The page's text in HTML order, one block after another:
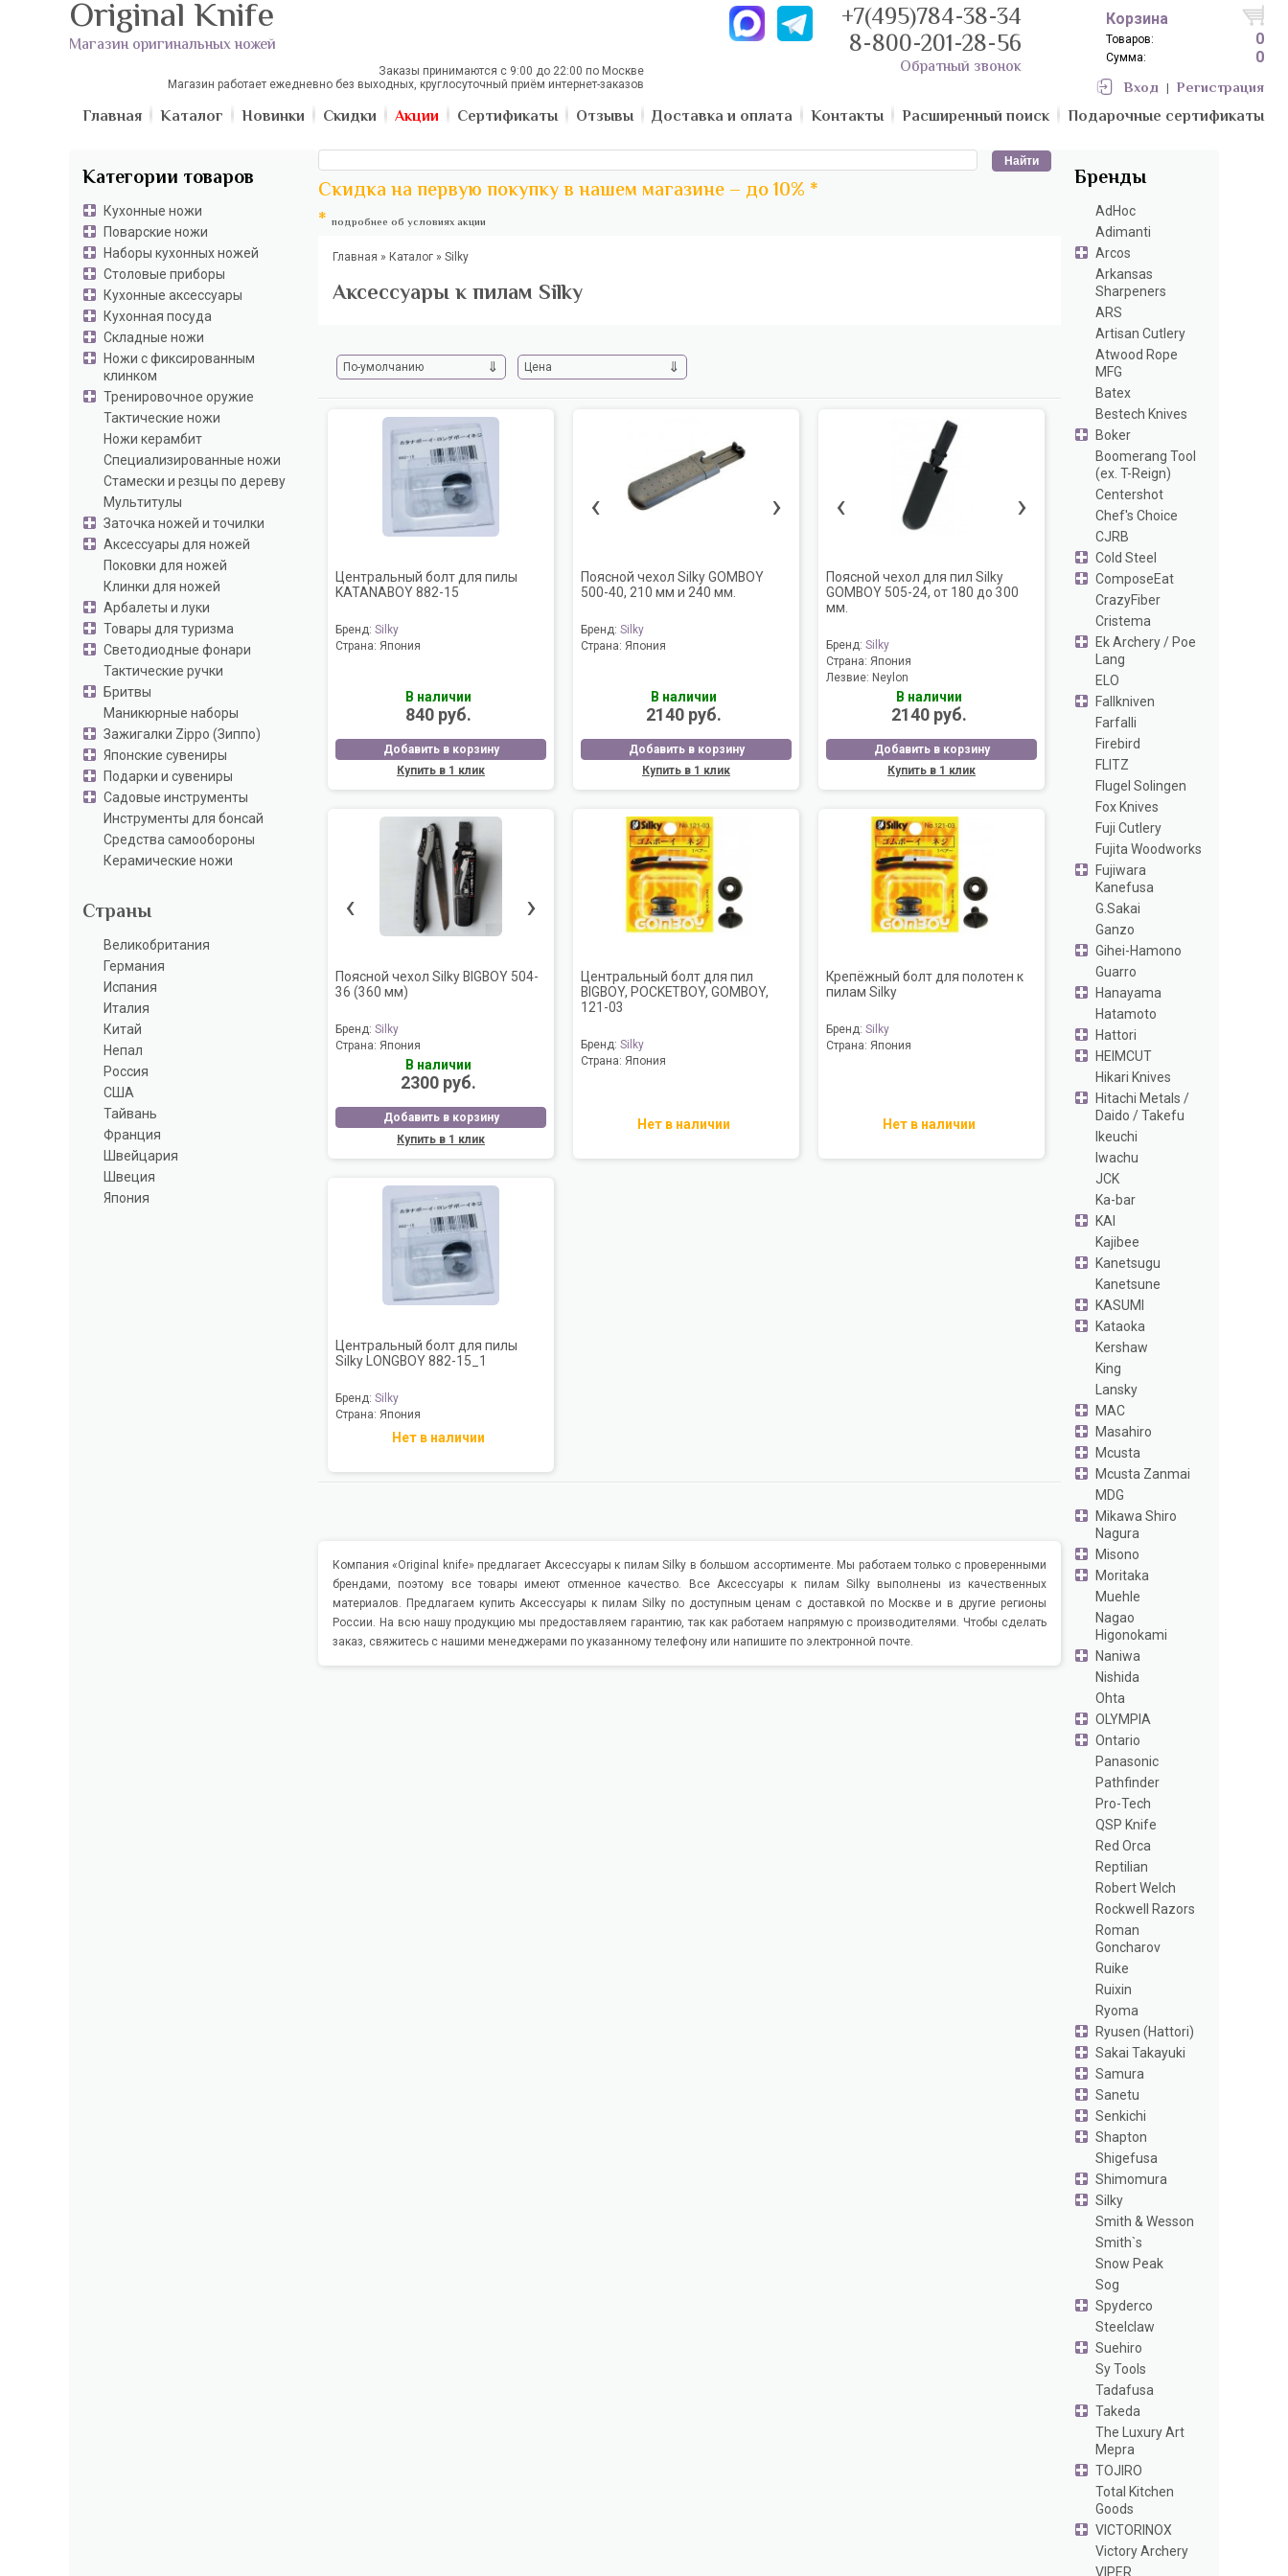
Original Knife
Магазин оригинальных ножей
Заказы принимаются с 9:00 до 22:00 по Москве
Магазин работает ежедневно без выходных, круглосуточный приём интернет-заказов
Корзина
Товаров: 0
Сумма: 0
Вход Регистрация
+7(495)784-38-34
8-800-201-28-56
Обратный звонок
Главная Каталог Новинки Скидки Акции Сертификаты Отзывы Доставка и оплата Контакты Расширенный поиск Подарочные сертификаты
Категории товаров
Кухонные ножи
Поварские ножи
Наборы кухонных ножей
Столовые приборы
Кухонные аксессуары
Кухонная посуда
Складные ножи
Ножи с фиксированным
клинком
Тренировочное оружие
Тактические ножи
Ножи керамбит
Специализированные ножи
Стамески и резцы по дереву
Мультитулы
Заточка ножей и точилки
Аксессуары для ножей
Поковки для ножей
Клинки для ножей
Арбалеты и луки
Товары для туризма
Светодиодные фонари
Тактические ручки
Бритвы
Маникюрные наборы
Зажигалки Zippo (Зиппо)
Японские сувениры
Подарки и сувениры
Садовые инструменты
Инструменты для бонсай
Средства самообороны
Керамические ножи
Страны
Великобритания
Германия
Испания
Италия
Китай
Непал
Россия
США
Тайвань
Франция
Швейцария
Швеция
Япония
Бренды
AdHoc
Adimanti
Arcos
Arkansas
Sharpeners
ARS
Artisan Cutlery
Atwood Rope
MFG
Batex
Bestech Knives
Boker
Boomerang Tool
(ex. T-Reign)
Centershot
Chef's Choice
CJRB
Cold Steel
ComposeEat
CrazyFiber
Cristema
Ek Archery / Poe
Lang
ELO
Fallkniven
Farfalli
Firebird
FLITZ
Flugel Solingen
Fox Knives
Fuji Cutlery
Fujita Woodworks
Fujiwara
Kanefusa
G.Sakai
Ganzo
Gihei-Hamono
Guarro
Hanayama
Hatamoto
Hattori
HEIMCUT
Hikari Knives
Hitachi Metals /
Daido / Takefu
Ikeuchi
Iwachu
JCK
Ka-bar
KAI
Kajibee
Kanetsugu
Kanetsune
KASUMI
Kataoka
Kershaw
King
Lansky
MAC
Masahiro
Mcusta
Mcusta Zanmai
MDG
Mikawa Shiro
Nagura
Misono
Moritaka
Muehle
Nagao
Higonokami
Naniwa
Nishida
Ohta
OLYMPIA
Ontario
Panasonic
Pathfinder
Pro-Tech
QSP Knife
Red Orca
Reptilian
Robert Welch
Rockwell Razors
Roman
Goncharov
Ruike
Ruixin
Ryoma
Ryusen (Hattori)
Sakai Takayuki
Samura
Sanetu
Senkichi
Shapton
Shigefusa
Shimomura
Silky
Smith & Wesson
Smith`s
Snow Peak
Sog
Spyderco
Steelclaw
Suehiro
Sy Tools
Tadafusa
Takeda
The Luxury Art
Mepra
TOJIRO
Total Kitchen
Goods
VICTORINOX
Victory Archery
VIPER
Скидка на первую покупку в нашем магазине – до 10% *
* подробнее об условиях акции
Главная » Каталог » Silky
Аксессуары к пилам Silky
По-умолчанию ⇓ Цена ⇓
Центральный болт для пилы
KATANABOY 882-15
Бренд: Silky
Страна: Япония
В наличии
840 руб.
Добавить в корзину
Купить в 1 клик
›
‹
Поясной чехол Silky GOMBOY
500-40, 210 мм и 240 мм.
Бренд: Silky
Страна: Япония
В наличии
2140 руб.
Добавить в корзину
Купить в 1 клик
›
‹
Поясной чехол для пил Silky
GOMBOY 505-24, от 180 до 300
мм.
Бренд: Silky
Страна: Япония
Лезвие: Neylon
В наличии
2140 руб.
Добавить в корзину
Купить в 1 клик
›
‹
Поясной чехол Silky BIGBOY 504-
36 (360 мм)
Бренд: Silky
Страна: Япония
В наличии
2300 руб.
Добавить в корзину
Купить в 1 клик
Центральный болт для пил
BIGBOY, POCKETBOY, GOMBOY,
121-03
Бренд: Silky
Страна: Япония
Нет в наличии
Крепёжный болт для полотен к
пилам Silky
Бренд: Silky
Страна: Япония
Нет в наличии
Центральный болт для пилы
Silky LONGBOY 882-15_1
Бренд: Silky
Страна: Япония
Нет в наличии
Компания «Original knife» предлагает Аксессуары к пилам Silky в большом ассортименте. Мы работаем только с проверенными
брендами, поэтому все товары имеют отменное качество. Все Аксессуары к пилам Silky выполнены из качественных
материалов. Предлагаем купить Аксессуары к пилам Silky по доступным ценам с доставкой по Москве и в другие регионы
России. На всю нашу продукцию мы предоставляем гарантию, так как работаем напрямую с производителями. Чтобы сделать
заказ, свяжитесь с нашими менеджерами по указанному телефону или напишите по электронной почте.